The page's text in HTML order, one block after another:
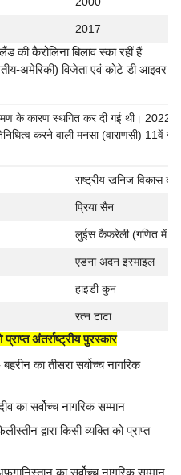
2017
की कैरोलिना बिलाव स्का रहीं हैं
अमेरिकी) विजेता एवं कोटे डी आइवर
के कारण स्थगित कर दी गई थी। 2022 में
करने वाली मनसा (वाराणसी) 11वें
राष्ट्रीय खनिज विकास
प्रिया सैन
लुईस कैफरेली (गणित में
एडना अदन इस्माइल
हाइडी कुन
रत्न टाटा
अंतर्राष्ट्रीय पुरस्कार
का तीसरा सर्वोच्च नागरिक
का सर्वोच्च नागरिक सम्मान
द्वारा किसी व्यक्ति को प्राप्त